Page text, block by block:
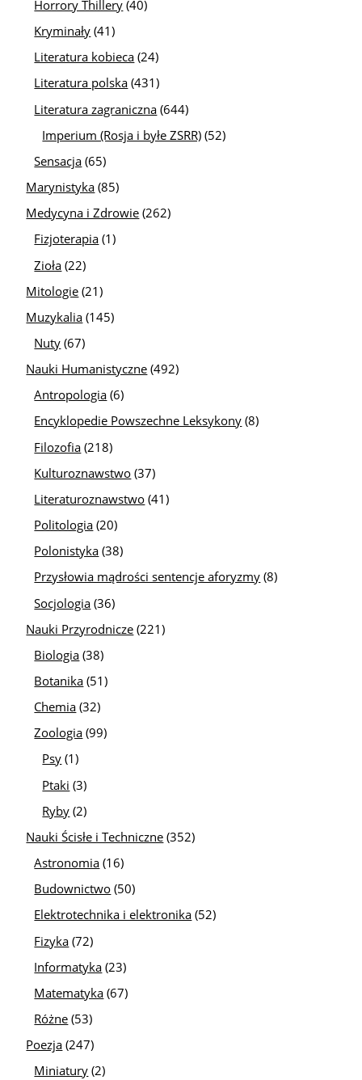
Horrory Thillery (40)
Kryminały (41)
Literatura kobieca (24)
Literatura polska (431)
Literatura zagraniczna (644)
Imperium (Rosja i byłe ZSRR) (52)
Sensacja (65)
Marynistyka (85)
Medycyna i Zdrowie (262)
Fizjoterapia (1)
Zioła (22)
Mitologie (21)
Muzykalia (145)
Nuty (67)
Nauki Humanistyczne (492)
Antropologia (6)
Encyklopedie Powszechne Leksykony (8)
Filozofia (218)
Kulturoznawstwo (37)
Literaturoznawstwo (41)
Politologia (20)
Polonistyka (38)
Przysłowia mądrości sentencje aforyzmy (8)
Socjologia (36)
Nauki Przyrodnicze (221)
Biologia (38)
Botanika (51)
Chemia (32)
Zoologia (99)
Psy (1)
Ptaki (3)
Ryby (2)
Nauki Ścisłe i Techniczne (352)
Astronomia (16)
Budownictwo (50)
Elektrotechnika i elektronika (52)
Fizyka (72)
Informatyka (23)
Matematyka (67)
Różne (53)
Poezja (247)
Miniatury (2)